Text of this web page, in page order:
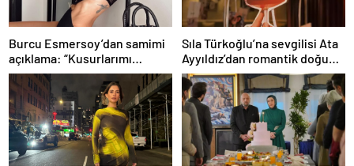
Burcu Esmersoy’dan samimi
açıklama: “Kusurlarımı
seviyorum”
Sıla Türkoğlu’na sevgilisi Ata
Ayyıldız’dan romantik doğum
günü sürprizi